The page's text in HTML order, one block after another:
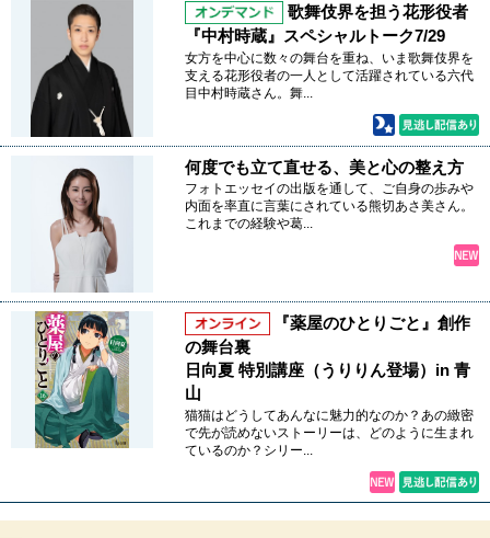
歌舞伎界を担う花形役者
『中村時蔵』スペシャルトーク7/29
女方を中心に数々の舞台を重ね、いま歌舞伎界を
支える花形役者の一人として活躍されている六代
目中村時蔵さん。舞...
何度でも立て直せる、美と心の整え方
フォトエッセイの出版を通して、ご自身の歩みや
内面を率直に言葉にされている熊切あさ美さん。
これまでの経験や葛...
『薬屋のひとりごと』創作
の舞台裏
日向夏 特別講座（うりりん登場）in 青
山
猫猫はどうしてあんなに魅力的なのか？あの緻密
で先が読めないストーリーは、どのように生まれ
ているのか？シリー...